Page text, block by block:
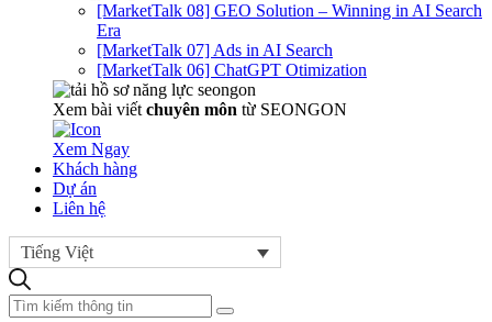
[MarketTalk 08] GEO Solution – Winning in AI Search
Era
[MarketTalk 07] Ads in AI Search
[MarketTalk 06] ChatGPT Otimization
Xem bài viết chuyên môn từ SEONGON
Xem Ngay
Khách hàng
Dự án
Liên hệ
Tiếng Việt